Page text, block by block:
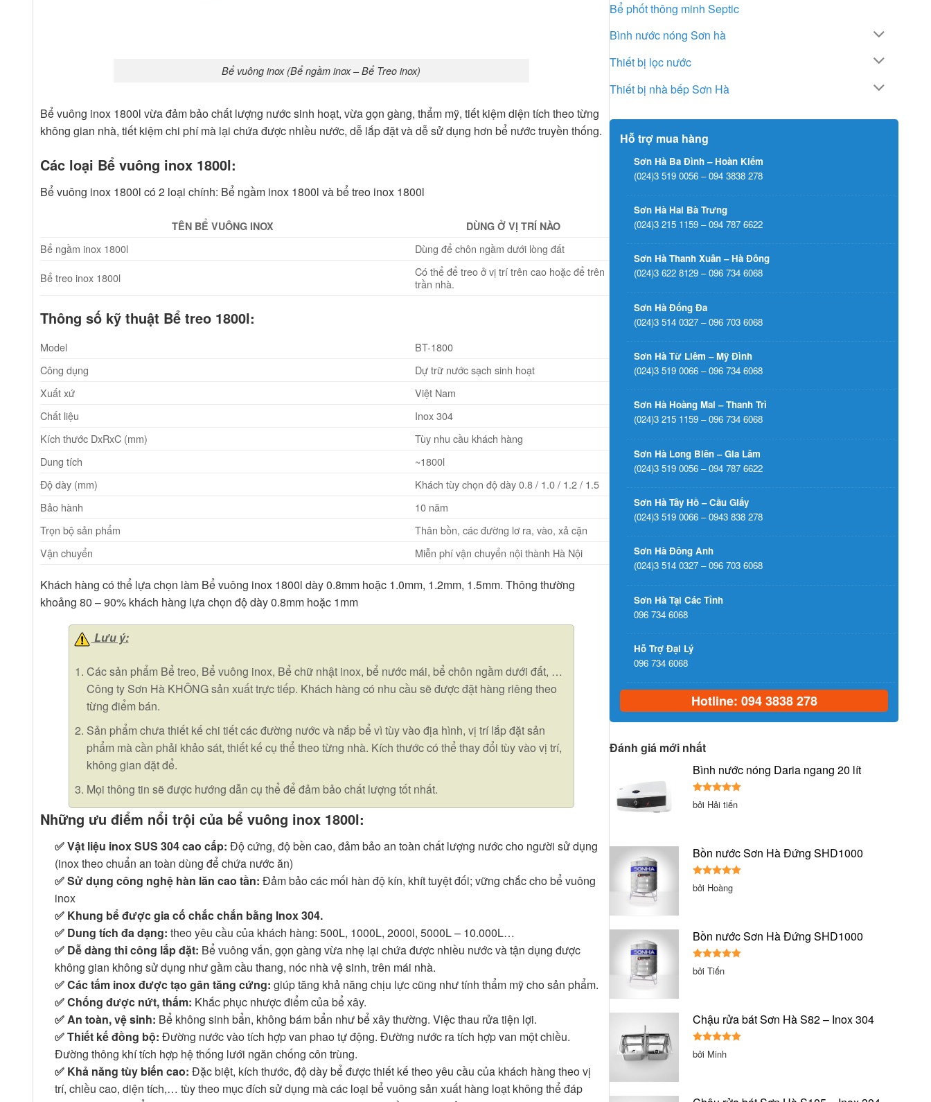
Bể vuông inox (Bể ngầm inox – Bể Treo inox)
Bể vuông inox 1800l vừa đảm bảo chất lượng nước sinh hoạt, vừa gọn gàng, thẩm mỹ, tiết kiệm diện tích theo từng
không gian nhà, tiết kiệm chi phí mà lại chứa được nhiều nước, dễ lắp đặt và dễ sử dụng hơn bể nước truyền thống.
Các loại Bể vuông inox 1800l:
Bể vuông inox 1800l có 2 loại chính: Bể ngầm inox 1800l và bể treo inox 1800l
TÊN BỂ VUÔNG INOX DÙNG Ở VỊ TRÍ NÀO
Bể ngầm inox 1800l
Dùng để chôn ngầm dưới lòng đất
Bể treo inox 1800l
Có thể để treo ở vị trí trên cao hoặc để trên
trần nhà.
Thông số kỹ thuật Bể treo 1800l:
Model
BT-1800
Công dụng
Dự trữ nước sạch sinh hoạt
Xuất xứ
Việt Nam
Chất liệu
Inox 304
Kích thước DxRxC (mm)
Tùy nhu cầu khách hàng
Dung tích
~1800l
Độ dày (mm)
Khách tùy chọn độ dày 0.8 / 1.0 / 1.2 / 1.5
Bảo hành
10 năm
Trọn bộ sản phẩm
Thân bồn, các đường lơ ra, vào, xả cặn
Vận chuyển
Miễn phí vận chuyển nội thành Hà Nội
Khách hàng có thể lựa chọn làm Bể vuông inox 1800l dày 0.8mm hoặc 1.0mm, 1.2mm, 1.5mm. Thông thường
khoảng 80 – 90% khách hàng lựa chọn độ dày 0.8mm hoặc 1mm
Lưu ý:
Các sản phẩm Bể treo, Bể vuông inox, Bể chữ nhật inox, bể nước mái, bể chôn ngầm dưới đất, …
Công ty Sơn Hà KHÔNG sản xuất trực tiếp. Khách hàng có nhu cầu sẽ được đặt hàng riêng theo
từng điểm bán.
Sản phẩm chưa thiết kế chi tiết các đường nước và nắp bể vì tùy vào địa hình, vị trí lắp đặt sản
phẩm mà cần phải khảo sát, thiết kế cụ thể theo từng nhà. Kích thước có thể thay đổi tùy vào vị trí,
không gian đặt để.
Mọi thông tin sẽ được hướng dẫn cụ thể để đảm bảo chất lượng tốt nhất.
Những ưu điểm nổi trội của bể vuông inox 1800l:
✅ Vật liệu inox SUS 304 cao cấp: Độ cứng, độ bền cao, đảm bảo an toàn chất lượng nước cho người sử dụng
(inox theo chuẩn an toàn dùng để chứa nước ăn)
✅ Sử dụng công nghệ hàn lăn cao tần: Đảm bảo các mối hàn độ kín, khít tuyệt đối; vững chắc cho bể vuông
inox
✅ Khung bể được gia cố chắc chắn bằng Inox 304.
✅ Dung tích đa dạng: theo yêu cầu của khách hàng: 500L, 1000L, 2000l, 5000L – 10.000L…
✅ Dễ dàng thi công lắp đặt: Bể vuông vắn, gọn gàng vừa nhẹ lại chứa được nhiều nước và tận dụng được
không gian không sử dụng như gầm cầu thang, nóc nhà vệ sinh, trên mái nhà.
✅ Các tấm inox được tạo gân tăng cứng: giúp tăng khả năng chịu lực cũng như tính thẩm mỹ cho sản phẩm.
✅ Chống được nứt, thấm: Khắc phục nhược điểm của bể xây.
✅ An toàn, vệ sinh: Bể không sinh bẩn, không bám bẩn như bể xây thường. Việc thau rửa tiện lợi.
✅ Thiết kế đồng bộ: Đường nước vào tích hợp van phao tự động. Đường nước ra tích hợp van một chiều.
Đường thông khí tích hợp hệ thống lưới ngăn chống côn trùng.
✅ Khả năng tùy biến cao: Đặc biệt, kích thước, độ dày bể được thiết kế theo yêu cầu của khách hàng theo vị
trí, chiều cao, diện tích,… tùy theo mục đích sử dụng mà các loại bể vuông sản xuất hàng loạt không thể đáp
Bể phốt thông minh Septic
Bình nước nóng Sơn hà
Thiết bị lọc nước
Thiết bị nhà bếp Sơn Hà
Hỗ trợ mua hàng
Sơn Hà Ba Đình – Hoàn Kiếm
(024)3 519 0056 – 094 3838 278
Sơn Hà Hai Bà Trưng
(024)3 215 1159 – 094 787 6622
Sơn Hà Thanh Xuân – Hà Đông
(024)3 622 8129 – 096 734 6068
Sơn Hà Đống Đa
(024)3 514 0327 – 096 703 6068
Sơn Hà Từ Liêm – Mỹ Đình
(024)3 519 0066 – 096 734 6068
Sơn Hà Hoàng Mai – Thanh Trì
(024)3 215 1159 – 096 734 6068
Sơn Hà Long Biên – Gia Lâm
(024)3 519 0056 – 094 787 6622
Sơn Hà Tây Hồ – Cầu Giấy
(024)3 519 0066 – 0943 838 278
Sơn Hà Đông Anh
(024)3 514 0327 – 096 703 6068
Sơn Hà Tại Các Tỉnh
096 734 6068
Hỗ Trợ Đại Lý
096 734 6068
Hotline: 094 3838 278
Đánh giá mới nhất
Bình nước nóng Daria ngang 20 lít
Được xếp
hạng5 5
bởi Hải tiến
Bồn nước Sơn Hà Đứng SHD1000
Được xếp
hạng55
bởi Hoàng
Bồn nước Sơn Hà Đứng SHD1000
Được xếp
hạng5 5
bởi Tiến
Chậu rửa bát Sơn Hà S82 – Inox 304
Được xếp
hạng55
bởi Minh